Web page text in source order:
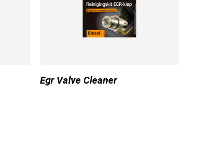
Egr Valve Cleaner